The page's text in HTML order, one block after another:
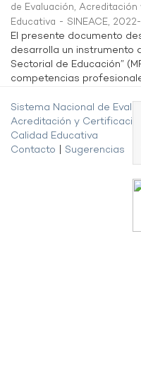
de Evaluación,
Educativa - SINEACE,
El presente documento
desarrolla un instrumento
Sectorial de Educación”
competencias
Sistema Nacional de
Acreditación y
Calidad Educativa
Contacto
Sugerencias